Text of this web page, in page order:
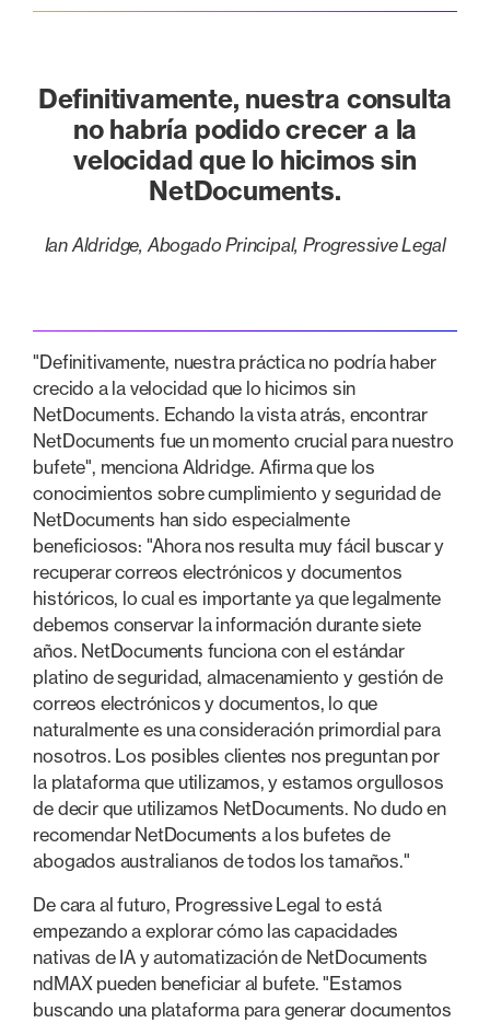
Definitivamente, nuestra consulta
no habría podido crecer a la
velocidad que lo hicimos sin
NetDocuments.
Ian Aldridge, Abogado Principal, Progressive Legal
"Definitivamente, nuestra práctica no podría haber
crecido a la velocidad que lo hicimos sin
NetDocuments. Echando la vista atrás, encontrar
NetDocuments fue un momento crucial para nuestro
bufete", menciona Aldridge. Afirma que los
conocimientos sobre cumplimiento y seguridad de
NetDocuments han sido especialmente
beneficiosos: "Ahora nos resulta muy fácil buscar y
recuperar correos electrónicos y documentos
históricos, lo cual es importante ya que legalmente
debemos conservar la información durante siete
años. NetDocuments funciona con el estándar
platino de seguridad, almacenamiento y gestión de
correos electrónicos y documentos, lo que
naturalmente es una consideración primordial para
nosotros. Los posibles clientes nos preguntan por
la plataforma que utilizamos, y estamos orgullosos
de decir que utilizamos NetDocuments. No dudo en
recomendar NetDocuments a los bufetes de
abogados australianos de todos los tamaños."
De cara al futuro, Progressive Legal to está
empezando a explorar cómo las capacidades
nativas de IA y automatización de NetDocuments
ndMAX pueden beneficiar al bufete. "Estamos
buscando una plataforma para generar documentos